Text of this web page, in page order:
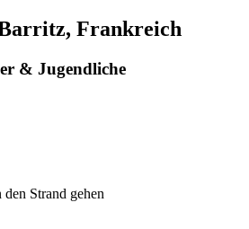
Frankreich
& Jugendliche
Strand gehen